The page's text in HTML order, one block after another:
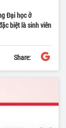
Đại học ở
biệt là sinh viên
Share: